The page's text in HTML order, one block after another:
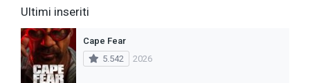
Ultimi inseriti
Cape Fear
5.542
2026